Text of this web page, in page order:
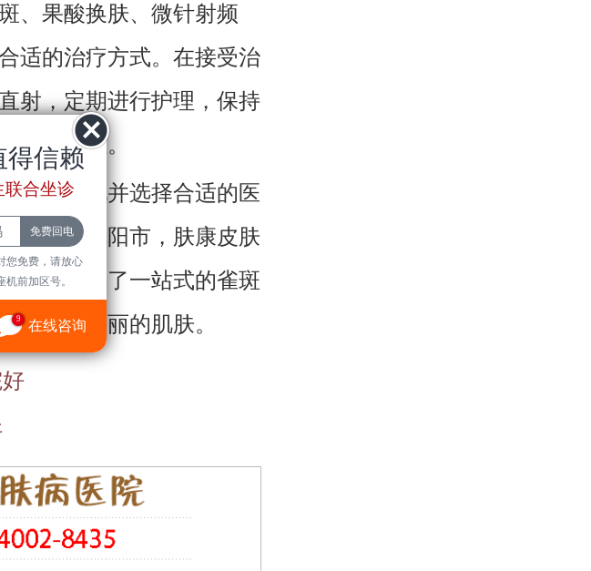
、果酸换肤、微针射频
适的治疗方式。在接受治
射，定期进行护理，保持
的持久性。
及时发现并选择合适的医
键。在沈阳市，肤康皮肤
患者提供了一站式的雀斑
有健康美丽的肌肤。
得信赖
联合坐诊
您免费，请放心
前加区号。
9 在线咨询